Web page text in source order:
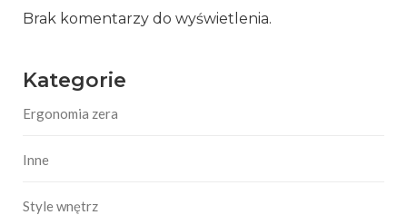
Brak komentarzy do wyświetlenia.
Kategorie
Ergonomia zera
Inne
Style wnętrz